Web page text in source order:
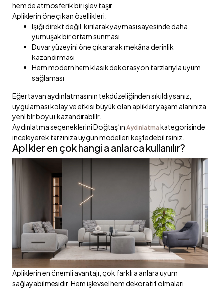
hem de atmosferik bir işlev taşır.
Apliklerin öne çıkan özellikleri:
Işığı direkt değil, kırılarak yayması sayesinde daha
yumuşak bir ortam sunması
Duvar yüzeyini öne çıkararak mekâna derinlik
kazandırması
Hem modern hem klasik dekorasyon tarzlarıyla uyum
sağlaması
Eğer tavan aydınlatmasının tekdüzeliğinden sıkıldıysanız,
uygulaması kolay ve etkisi büyük olan aplikler yaşam alanınıza
yeni bir boyut kazandırabilir.
Aydınlatma seçeneklerini Doğtaş’ın Aydınlatma kategorisinde
inceleyerek tarzınıza uygun modelleri keşfedebilirsiniz.
Aplikler en çok hangi alanlarda kullanılır?
Apliklerin en önemli avantajı, çok farklı alanlara uyum
sağlayabilmesidir. Hem işlevsel hem dekoratif olmaları